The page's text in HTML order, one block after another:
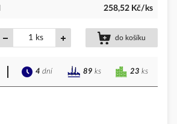
258,52 Kč/ks
ks do košíku
23 ks
4 dní 89 ks